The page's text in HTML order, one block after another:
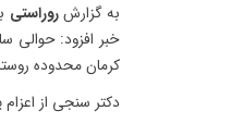
به گزارشروراستی
کرمان محدوده روستای
دکتر سنجی از